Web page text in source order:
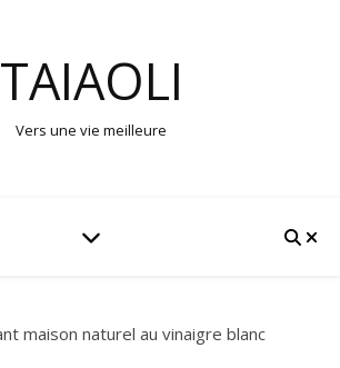
TAIAOLI
Vers une vie meilleure